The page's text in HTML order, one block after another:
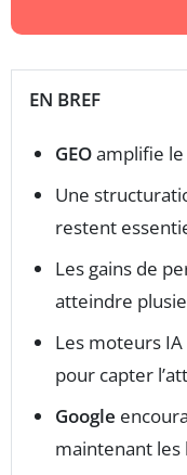
EN BREF
GEOamplifie le
Une
restent
Les gains de
atteindre
Les moteurs
pour capter
Google
maintenant les